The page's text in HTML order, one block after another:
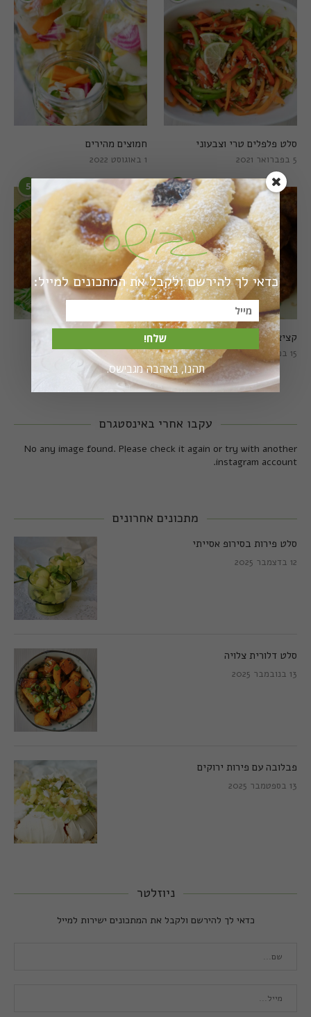
חמוצים מהירים
1 באוגוסט 2022
סלט פלפלים טרי וצבעוני
5 בפברואר 2021
5
קציצות כרישה טבעוניות
מושלמות
20 במרץ 2018
6
קציצות כרישה מושלמות
15 במרץ 2018
עקבו אחרי באינסטגרם
No any image found. Please check it again or try with another
instagram account.
מתכונים אחרונים
סלט פירות בסירופ אסייתי
12 בדצמבר 2025
סלט דלורית צלויה
13 בנובמבר 2025
פבלובה עם פירות ירוקים
13 בספטמבר 2025
ניוזלטר
כדאי לך להירשם ולקבל את המתכונים ישירות למייל
כדאי לך להירשם ולקבל את המתכונים למייל:
שלח!
תהנו, באהבה מגבישס.